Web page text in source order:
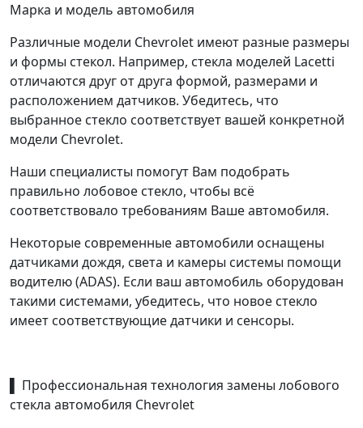
Марка и модель автомобиля
Различные модели Chevrolet имеют разные размеры
и формы стекол. Например, стекла моделей Lacetti
отличаются друг от друга формой, размерами и
расположением датчиков. Убедитесь, что
выбранное стекло соответствует вашей конкретной
модели Chevrolet.
Наши специалисты помогут Вам подобрать
правильно лобовое стекло, чтобы всё
соответствовало требованиям Ваше автомобиля.
Некоторые современные автомобили оснащены
датчиками дождя, света и камеры системы помощи
водителю (ADAS). Если ваш автомобиль оборудован
такими системами, убедитесь, что новое стекло
имеет соответствующие датчики и сенсоры.
▌ Профессиональная технология замены лобового
стекла автомобиля Chevrolet